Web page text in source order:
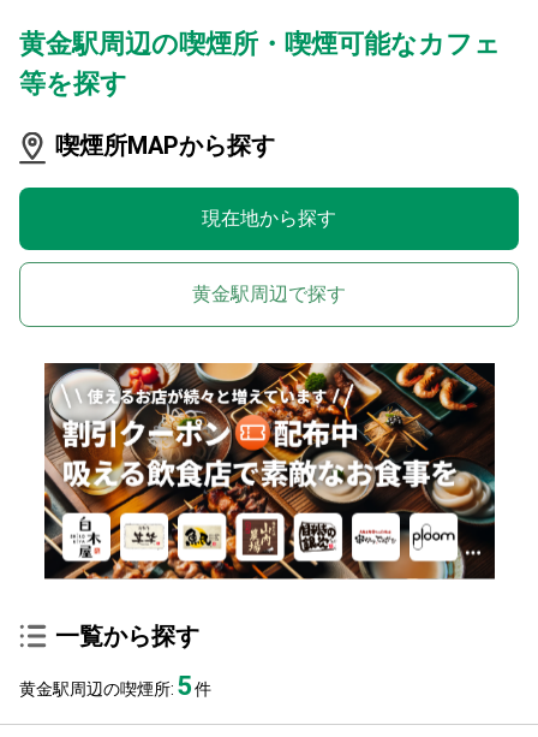
黄金駅周辺の喫煙所・喫煙可能なカフェ
等を探す
喫煙所MAPから探す
現在地から探す
黄金駅周辺で探す
一覧から探す
黄金駅周辺の喫煙所: 5件